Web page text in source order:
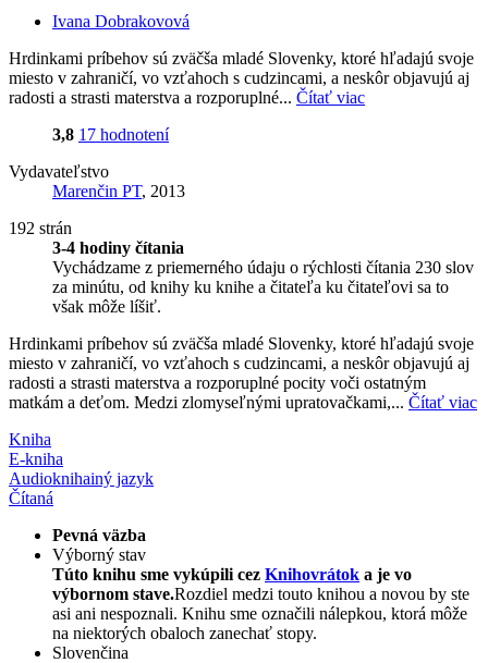
Ivana Dobrakovová
Hrdinkami príbehov sú zväčša mladé Slovenky, ktoré hľadajú svoje
miesto v zahraničí, vo vzťahoch s cudzincami, a neskôr objavujú aj
radosti a strasti materstva a rozporuplné... Čítať viac
3,8 17 hodnotení
Vydavateľstvo
Marenčin PT, 2013
192 strán
3-4 hodiny čítania
Vychádzame z priemerného údaju o rýchlosti čítania 230 slov
za minútu, od knihy ku knihe a čitateľa ku čitateľovi sa to
však môže líšiť.
Hrdinkami príbehov sú zväčša mladé Slovenky, ktoré hľadajú svoje
miesto v zahraničí, vo vzťahoch s cudzincami, a neskôr objavujú aj
radosti a strasti materstva a rozporuplné pocity voči ostatným
matkám a deťom. Medzi zlomyseľnými upratovačkami,... Čítať viac
Kniha
E-kniha
Audioknihainý jazyk
Čítaná
Pevná väzba
Výborný stav
Túto knihu sme vykúpili cez Knihovrátok a je vo
výbornom stave.Rozdiel medzi touto knihou a novou by ste
asi ani nespoznali. Knihu sme označili nálepkou, ktorá môže
na niektorých obaloch zanechať stopy.
Slovenčina